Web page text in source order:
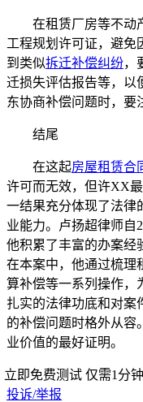
在租赁厂房等不动
工程规划许可证，避免
到类似拆迁补偿纠纷，
迁损失评估报告等，以
东协商补偿问题时，要
结尾
在这起房屋租赁合
许可而无效，但许XX
一结果充分体现了法律
业能力。卢扬超律师自
他积累了丰富的办案经
在本案中，他通过梳理
算补偿等一系列操作，
扎实的法律功底和对案
的补偿问题时格外从容
业价值的最好证明。
立即免费测试 仅需1分钟
投诉/举报